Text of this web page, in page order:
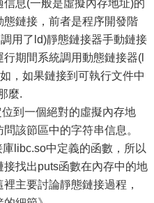
息(一般是虛擬內存地址)的
鏈接，前者是程序開發階
用了ld)靜態鏈接器手動鏈接
期間系統調用動態鏈接器(l
，如果鏈接到可執行文件中
麼.
到一個絕對的虛擬內存地
該節區中的字符串信息。
libc.so中定義的函數，所以
找出puts函數在內存中的地
主要討論靜態鏈接過程，